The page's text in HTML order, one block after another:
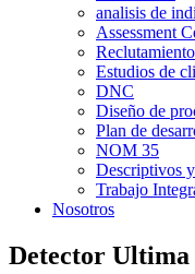
analisis de
Assessment
Reclutamiento
Estudios de
DNC
Diseño de
Plan de
NOM 35
Descriptivos
Trabajo
Nosotros
Detector Ultima